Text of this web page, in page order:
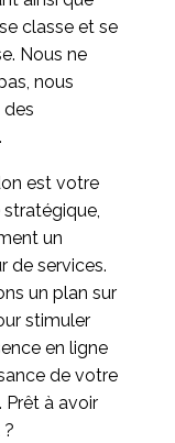
classe et se
Nous ne
nous
est votre
un
de services.
un plan sur
stimuler
en ligne
de votre
Prêt à avoir